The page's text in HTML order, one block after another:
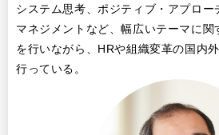
システム思考、ポジティブ・アプロー
マネジメントなど、幅広いテーマに
を行いながら、HRや組織変革の国内
行っている。